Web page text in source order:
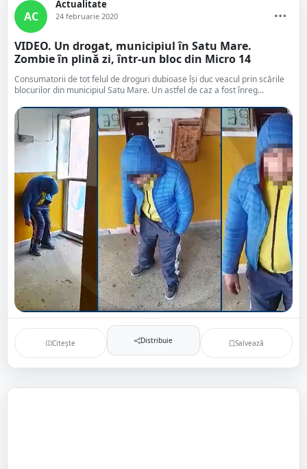
AC
Actualitate
24 februarie 2020
VIDEO. Un drogat, municipiul în Satu Mare.
Zombie în plină zi, într-un bloc din Micro 14
Consumatorii de tot felul de droguri dubioase își duc veacul prin scările
blocurilor din municipiul Satu Mare. Un astfel de caz a fost înreg...
Citește Distribuie Salvează